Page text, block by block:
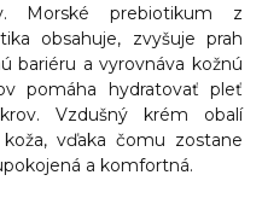
Morské prebiotikum z
obsahuje, zvyšuje prah
bariéru a vyrovnáva kožnú
pomáha hydratovať pleť
Vzdušný krém obalí
vďaka čomu zostane
a komfortná.